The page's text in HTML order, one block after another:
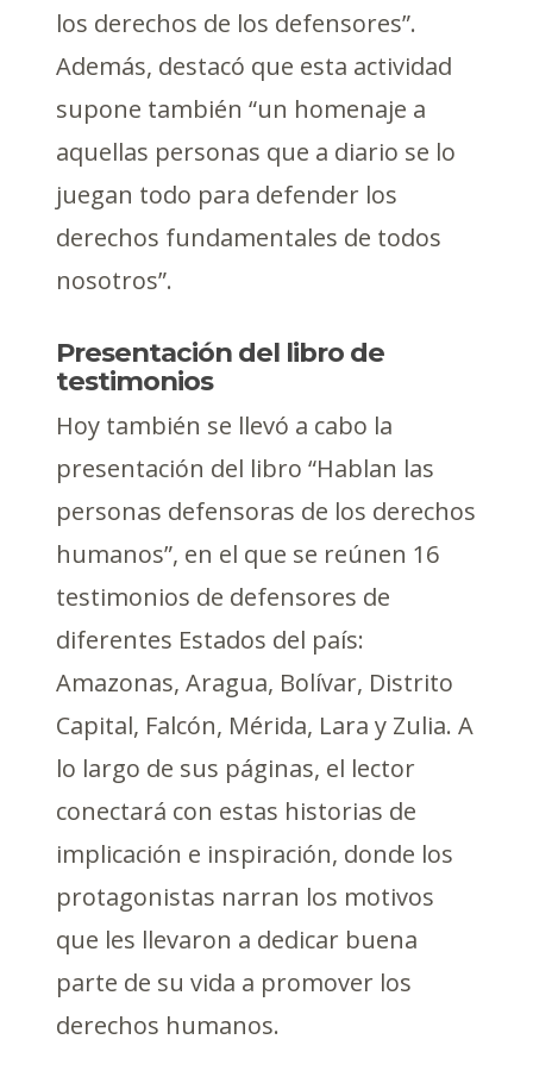
los derechos de los defensores”.
Además, destacó que esta actividad
supone también “un homenaje a
aquellas personas que a diario se lo
juegan todo para defender los
derechos fundamentales de todos
nosotros”.
Presentación del libro de
testimonios
Hoy también se llevó a cabo la
presentación del libro “Hablan las
personas defensoras de los derechos
humanos”, en el que se reúnen 16
testimonios de defensores de
diferentes Estados del país:
Amazonas, Aragua, Bolívar, Distrito
Capital, Falcón, Mérida, Lara y Zulia. A
lo largo de sus páginas, el lector
conectará con estas historias de
implicación e inspiración, donde los
protagonistas narran los motivos
que les llevaron a dedicar buena
parte de su vida a promover los
derechos humanos.